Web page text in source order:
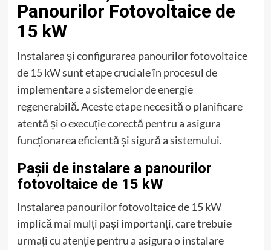
Panourilor Fotovoltaice de
15 kW
Instalarea și configurarea panourilor fotovoltaice
de 15 kW sunt etape cruciale în procesul de
implementare a sistemelor de energie
regenerabilă. Aceste etape necesită o planificare
atentă și o execuție corectă pentru a asigura
funcționarea eficientă și sigură a sistemului.
Pașii de instalare a panourilor
fotovoltaice de 15 kW
Instalarea panourilor fotovoltaice de 15 kW
implică mai mulți pași importanți, care trebuie
urmați cu atenție pentru a asigura o instalare